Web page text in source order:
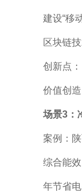
建设“移
区块链
创新点：
价值创
场景3：
案例：
综合能
年节省